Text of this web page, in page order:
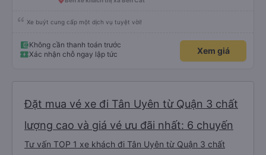
Xe buýt cung cấp một dịch vụ tuyệt vời!
Không cần thanh toán trước
Xác nhận chỗ ngay lập tức
Xem giá
Đặt mua vé xe đi Tân Uyên từ Quận 3 chất
lượng cao và giá vé ưu đãi nhất: 6 chuyến
Tư vấn TOP 1 xe khách đi Tân Uyên từ Quận 3 chất